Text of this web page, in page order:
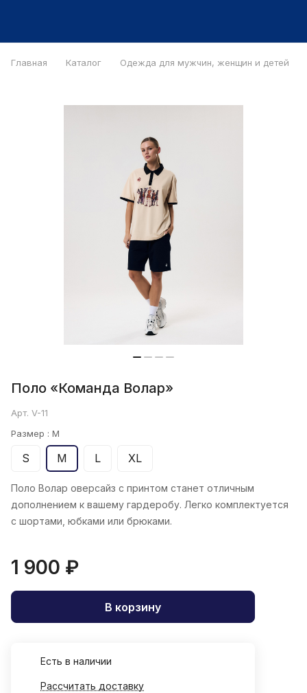
Главная Каталог Одежда для мужчин, женщин и детей
Поло «Команда Волар»
Арт. V-11
Размер : M
S M L XL
Поло Волар оверсайз с принтом станет отличным
дополнением к вашему гардеробу. Легко комплектуется
с шортами, юбками или брюками.
1 900 ₽
В корзину
Есть в наличии
Рассчитать доставку